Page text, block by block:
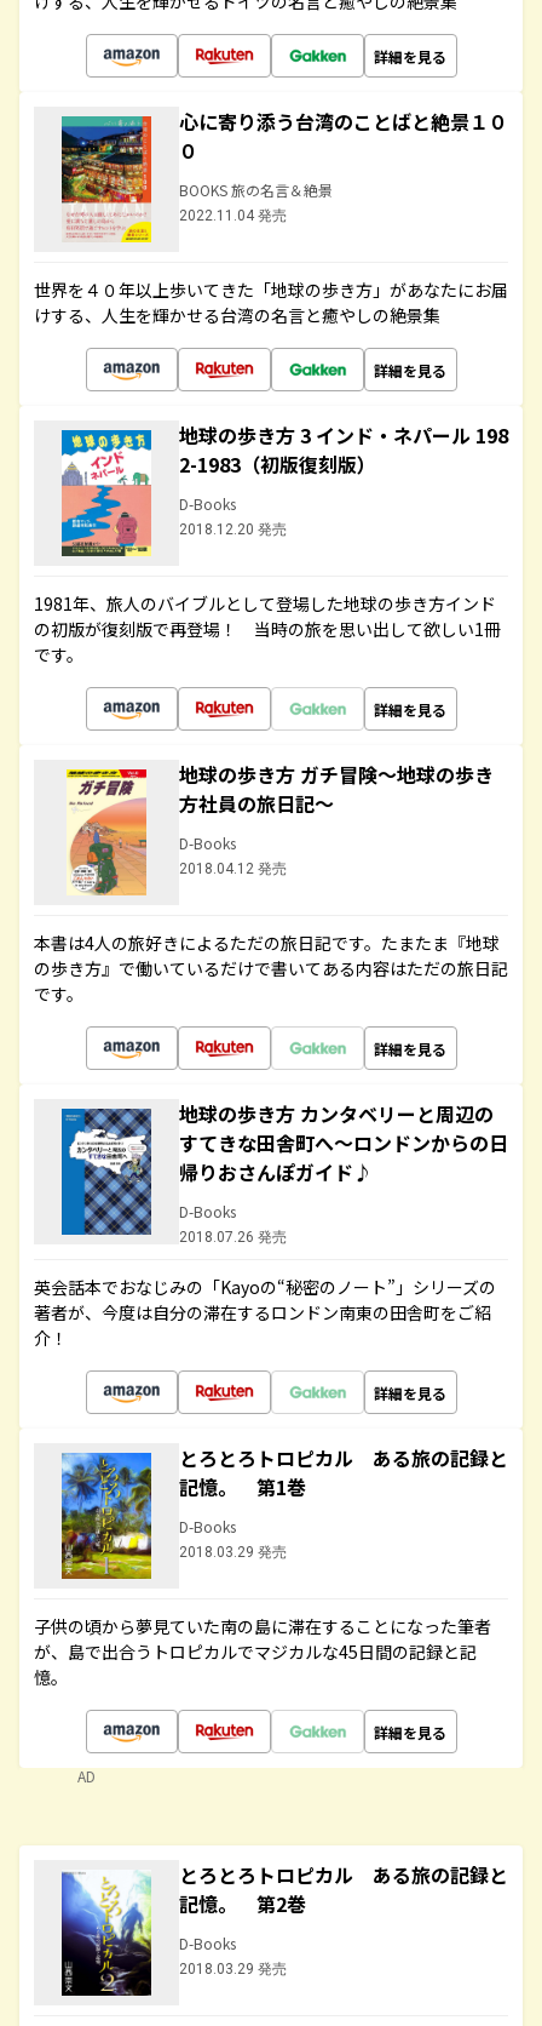
詳細を見る
心に寄り添う台湾のことばと絶景１０
０
BOOKS 旅の名言＆絶景
2022.11.04 発売
世界を４０年以上歩いてきた「地球の歩き方」があなたにお届
けする、人生を輝かせる台湾の名言と癒やしの絶景集
詳細を見る
地球の歩き方 3 インド・ネパール 198
2-1983（初版復刻版）
D-Books
2018.12.20 発売
1981年、旅人のバイブルとして登場した地球の歩き方インド
の初版が復刻版で再登場！ 当時の旅を思い出して欲しい1冊
です。
詳細を見る
地球の歩き方 ガチ冒険～地球の歩き
方社員の旅日記～
D-Books
2018.04.12 発売
本書は4人の旅好きによるただの旅日記です。たまたま『地球
の歩き方』で働いているだけで書いてある内容はただの旅日記
です。
詳細を見る
地球の歩き方 カンタベリーと周辺の
すてきな田舎町へ～ロンドンからの日
帰りおさんぽガイド♪
D-Books
2018.07.26 発売
英会話本でおなじみの「Kayoの“秘密のノート”」シリーズの
著者が、今度は自分の滞在するロンドン南東の田舎町をご紹
介！
詳細を見る
とろとろトロピカル ある旅の記録と
記憶。 第1巻
D-Books
2018.03.29 発売
子供の頃から夢見ていた南の島に滞在することになった筆者
が、島で出合うトロピカルでマジカルな45日間の記録と記
憶。
詳細を見る
AD
とろとろトロピカル ある旅の記録と
記憶。 第2巻
D-Books
2018.03.29 発売